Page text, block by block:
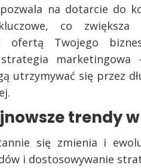
pozwala na dotarcie do
co
ofertą Twojego
strategia
utrzymywać się przez
trendy w
się zmienia i
i dostosowywanie